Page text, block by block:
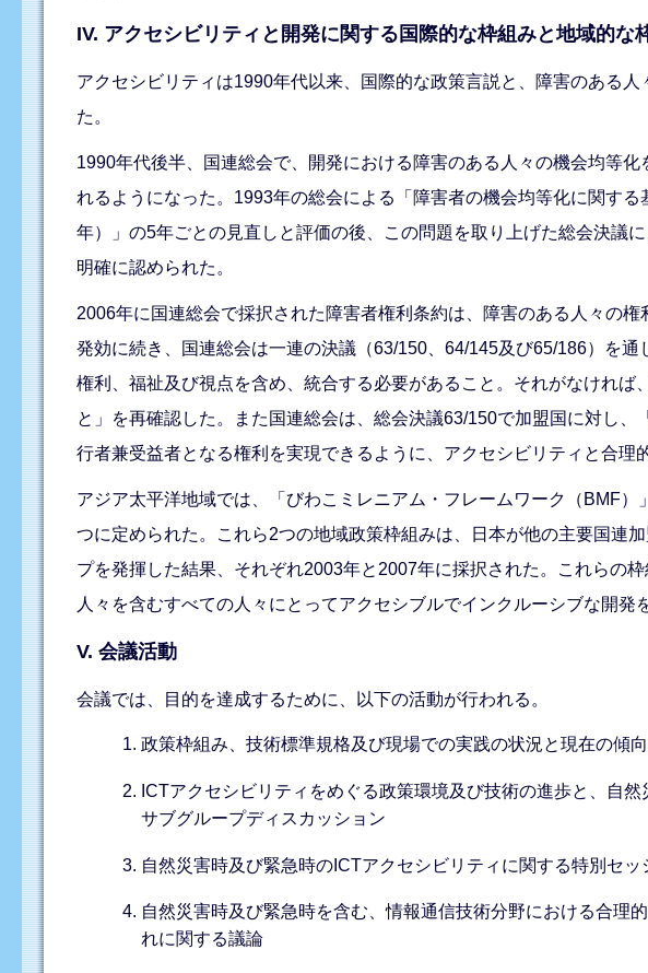
IV. アクセシビリティと開発に関する国際的な枠組みと地域的な
アクセシビリティは1990年代以来、国際的な政策言説と、障害のある
た。
1990年代後半、国連総会で、開発における障害のある人々の機会均等
れるようになった。1993年の総会による「障害者の機会均等化に関す
年）」の5年ごとの見直しと評価の後、この問題を取り上げた総会決議
明確に認められた。
2006年に国連総会で採択された障害者権利条約は、障害のある人々の
発効に続き、国連総会は一連の決議（63/150、64/145及び65/186）を
権利、福祉及び視点を含め、統合する必要があること。それがなけれ
と」を再確認した。また国連総会は、総会決議63/150で加盟国に対し
行者兼受益者となる権利を実現できるように、アクセシビリティと合理
アジア太平洋地域では、「びわこミレニアム・フレームワーク（BMF
つに定められた。これら2つの地域政策枠組みは、日本が他の主要国連
プを発揮した結果、それぞれ2003年と2007年に採択された。これらの
人々を含むすべての人々にとってアクセシブルでインクルーシブな開発
V. 会議活動
会議では、目的を達成するために、以下の活動が行われる。
政策枠組み、技術標準規格及び現場での実践の状況と現在の傾
ICTアクセシビリティをめぐる政策環境及び技術の進歩と、自
サブグループディスカッション
自然災害時及び緊急時のICTアクセシビリティに関する特別セッ
自然災害時及び緊急時を含む、情報通信技術分野における合理
れに関する議論